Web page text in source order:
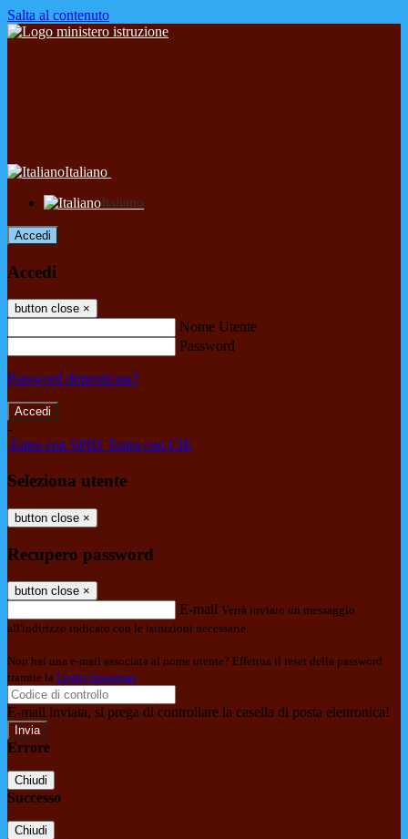
Salta al contenuto
Italiano
Italiano
Accedi
Accedi
button close ×
Nome Utente
Password
Password dimenticata?
-
Entra con SPID Entra con CIE
Seleziona utente
button close ×
Recupero password
button close ×
E-mail Verrà inviato un messaggio
all'indirizzo indicato con le istruzioni necessarie.
Non hai una e-mail associata al nome utente? Effettua il reset della password
tramite la Login Spaggiari
E-mail inviata, si prega di controllare la casella di posta elettronica!
Errore
Chiudi
Successo
Chiudi